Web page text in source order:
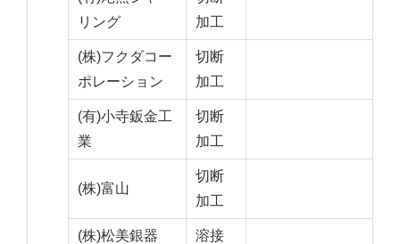
リング
加工
(株)フクダコー
ポレーション
切断
加工
(有)小寺鈑金工
業
切断
加工
(株)富山
切断
加工
(株)松美銀器 溶接